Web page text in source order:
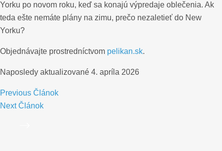
Yorku po novom roku, keď sa konajú výpredaje oblečenia. Ak
teda ešte nemáte plány na zimu, prečo nezaletieť do New
Yorku?
Objednávajte prostredníctvom pelikan.sk.
Naposledy aktualizované 4. apríla 2026
Previous Článok
NextČlánok